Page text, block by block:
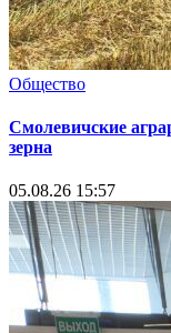
Общество
Смолевичские
зерна
05.08.26 15:57